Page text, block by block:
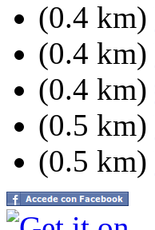
(0.4 km)
(0.4 km)
(0.4 km)
(0.5 km)
(0.5 km)